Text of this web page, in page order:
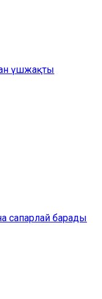
үшжақты
сапарлай барады